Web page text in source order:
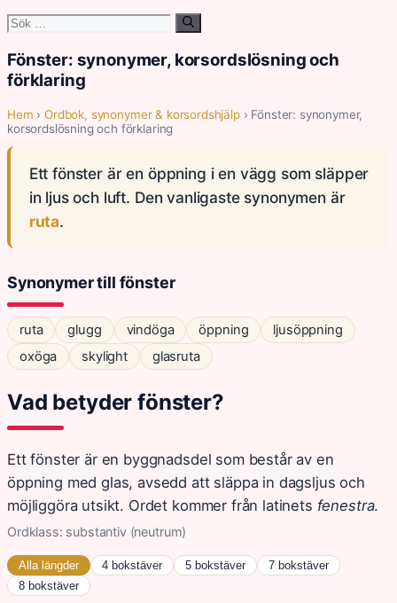
Sök
Fönster: synonymer, korsordslösning och
förklaring
Hem ›Ordbok, synonymer & korsordshjälp› Fönster: synonymer,
korsordslösning och förklaring
Ett fönster är en öppning i en vägg som släpper
in ljus och luft. Den vanligaste synonymen är
ruta.
Synonymer till fönster
ruta glugg vindöga öppning
ljusöppning
oxöga
skylight glasruta
Vad betyder fönster?
Ett fönster är en byggnadsdel som består av en
öppning med glas, avsedd att släppa in dagsljus och
möjliggöra utsikt. Ordet kommer från latinets fenestra.
Ordklass: substantiv (neutrum)
Alla längder 4 bokstäver 5 bokstäver
7 bokstäver
8 bokstäver